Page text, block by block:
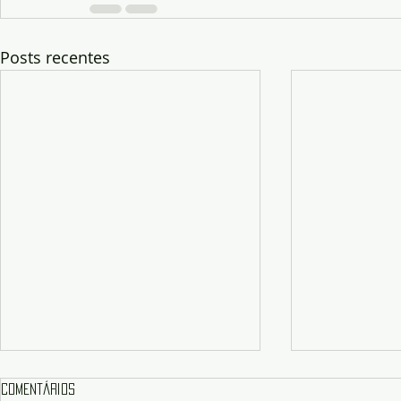
Posts recentes
Comentários